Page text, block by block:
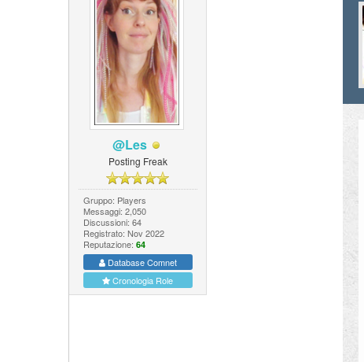
@Les
Posting Freak
Gruppo: Players
Messaggi: 2,050
Discussioni: 64
Registrato: Nov 2022
Reputazione: 64
Database Comnet
Cronologia Role